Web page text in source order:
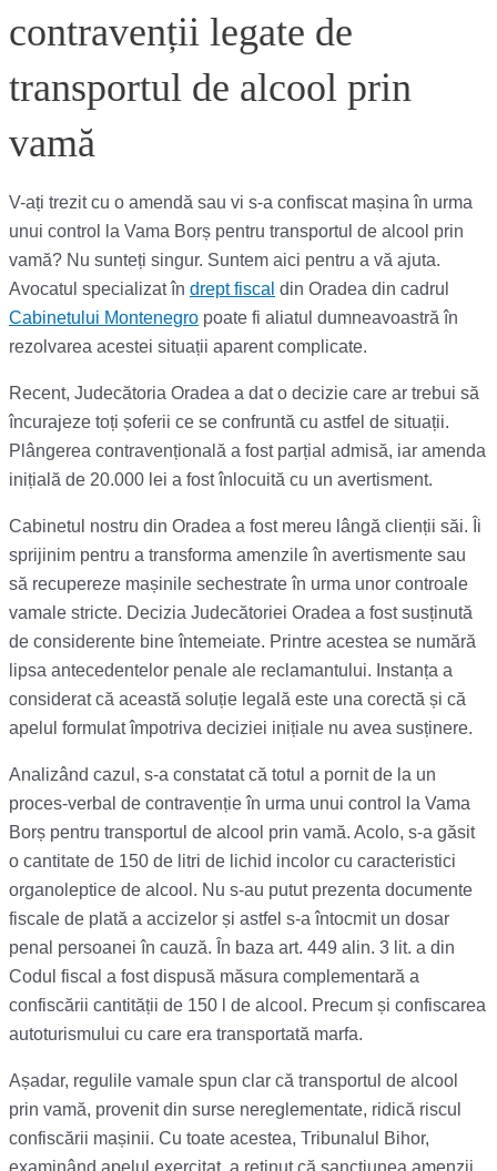
contravenții legate de
transportul de alcool prin
vamă
V-ați trezit cu o amendă sau vi s-a confiscat mașina în urma
unui control la Vama Borș pentru transportul de alcool prin
vamă? Nu sunteți singur. Suntem aici pentru a vă ajuta.
Avocatul specializat în drept fiscal din Oradea din cadrul
Cabinetului Montenegro poate fi aliatul dumneavoastră în
rezolvarea acestei situații aparent complicate.
Recent, Judecătoria Oradea a dat o decizie care ar trebui să
încurajeze toți șoferii ce se confruntă cu astfel de situații.
Plângerea contravențională a fost parțial admisă, iar amenda
inițială de 20.000 lei a fost înlocuită cu un avertisment.
Cabinetul nostru din Oradea a fost mereu lângă clienții săi. Îi
sprijinim pentru a transforma amenzile în avertismente sau
să recupereze mașinile sechestrate în urma unor controale
vamale stricte. Decizia Judecătoriei Oradea a fost susținută
de considerente bine întemeiate. Printre acestea se numără
lipsa antecedentelor penale ale reclamantului. Instanța a
considerat că această soluție legală este una corectă și că
apelul formulat împotriva deciziei inițiale nu avea susținere.
Analizând cazul, s-a constatat că totul a pornit de la un
proces-verbal de contravenție în urma unui control la Vama
Borș pentru transportul de alcool prin vamă. Acolo, s-a găsit
o cantitate de 150 de litri de lichid incolor cu caracteristici
organoleptice de alcool. Nu s-au putut prezenta documente
fiscale de plată a accizelor și astfel s-a întocmit un dosar
penal persoanei în cauză. În baza art. 449 alin. 3 lit. a din
Codul fiscal a fost dispusă măsura complementară a
confiscării cantității de 150 l de alcool. Precum și confiscarea
autoturismului cu care era transportată marfa.
Așadar, regulile vamale spun clar că transportul de alcool
prin vamă, provenit din surse nereglementate, ridică riscul
confiscării mașinii. Cu toate acestea, Tribunalul Bihor,
examinând apelul exercitat, a reținut că sancțiunea amenzii